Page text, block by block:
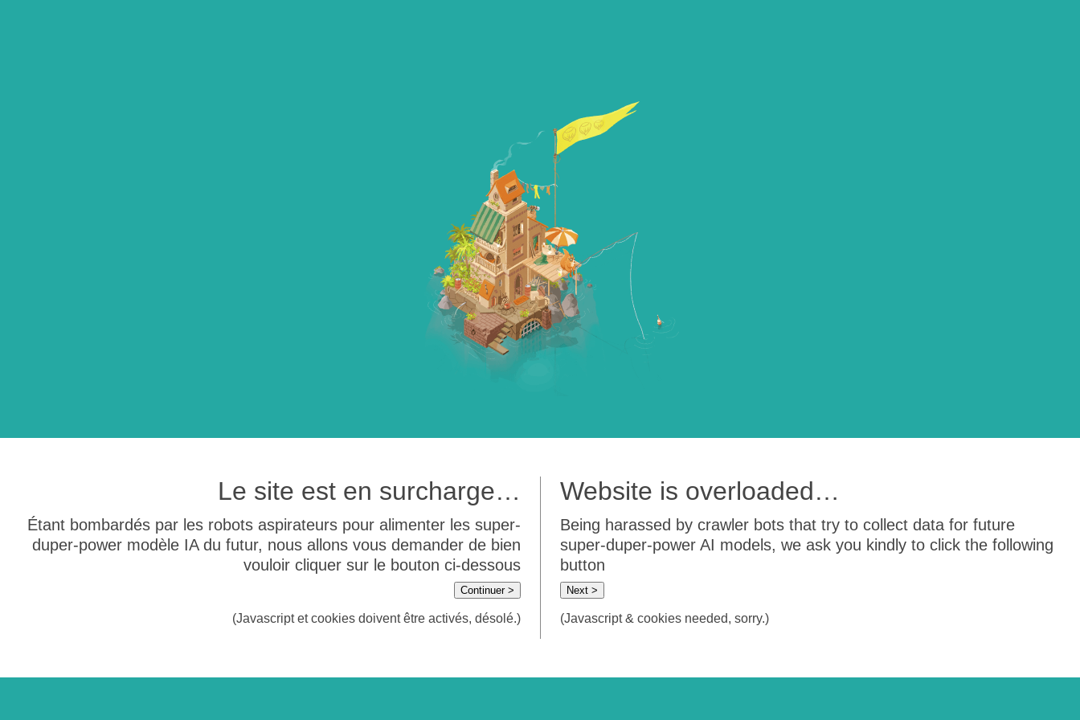
Le site est en surcharge…
Étant bombardés par les robots aspirateurs pour alimenter les super-
duper-power modèle IA du futur, nous allons vous demander de bien
vouloir cliquer sur le bouton ci-dessous
Continuer >
(Javascript et cookies doivent être activés, désolé.)
Website is overloaded…
Being harassed by crawler bots that try to collect data for future
super-duper-power AI models, we ask you kindly to click the following
button
Next >
(Javascript & cookies needed, sorry.)